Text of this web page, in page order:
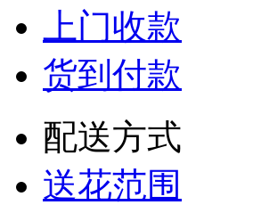
上门收款
货到付款
配送方式
送花范围